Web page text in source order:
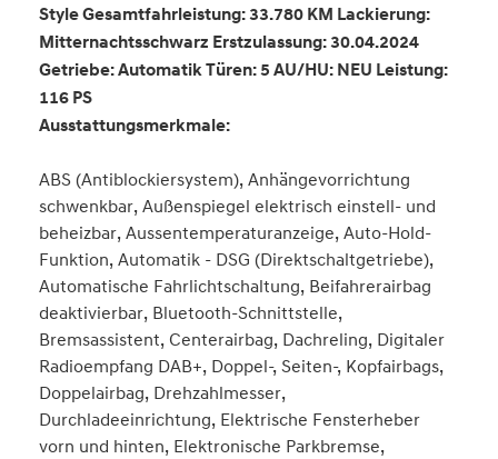
Style Gesamtfahrleistung: 33.780 KM Lackierung:
Mitternachtsschwarz Erstzulassung: 30.04.2024
Getriebe: Automatik Türen: 5 AU/HU: NEU Leistung:
116 PS
Ausstattungsmerkmale:
ABS (Antiblockiersystem), Anhängevorrichtung
schwenkbar, Außenspiegel elektrisch einstell- und
beheizbar, Aussentemperaturanzeige, Auto-Hold-
Funktion, Automatik - DSG (Direktschaltgetriebe),
Automatische Fahrlichtschaltung, Beifahrerairbag
deaktivierbar, Bluetooth-Schnittstelle,
Bremsassistent, Centerairbag, Dachreling, Digitaler
Radioempfang DAB+, Doppel-, Seiten-, Kopfairbags,
Doppelairbag, Drehzahlmesser,
Durchladeeinrichtung, Elektrische Fensterheber
vorn und hinten, Elektronische Parkbremse,